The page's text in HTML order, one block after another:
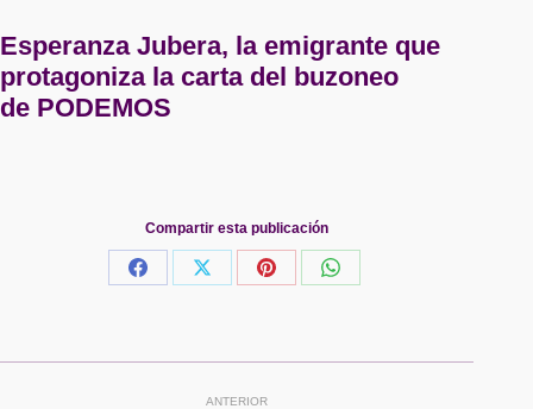
Esperanza Jubera, la emigrante que
protagoniza la carta del buzoneo
de PODEMOS
Compartir esta publicación
Share
Share
Share
Share
ANTERIOR